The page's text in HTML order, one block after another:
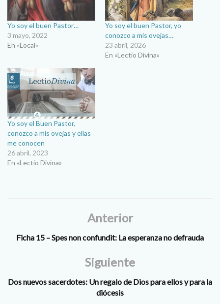
Yo soy el buen Pastor…
3 mayo, 2022
En «Local»
Yo soy el buen Pastor, yo
conozco a mis ovejas…
23 abril, 2026
En «Lectio Divina»
Yo soy el Buen Pastor,
conozco a mis ovejas y ellas
me conocen
26 abril, 2023
En «Lectio Divina»
Anterior
Ficha 15 – Spes non confundit: La esperanza no defrauda
Siguiente
Dos nuevos sacerdotes: Un regalo de Dios para ellos y para la
diócesis